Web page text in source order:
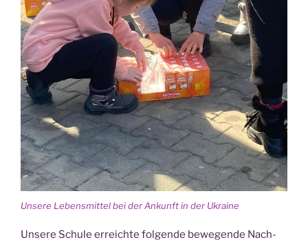
Unse­re Lebens­mit­tel bei der Ankunft in der Ukraine
Unse­re Schu­le erreich­te fol­gen­de bewe­gen­de Nach­